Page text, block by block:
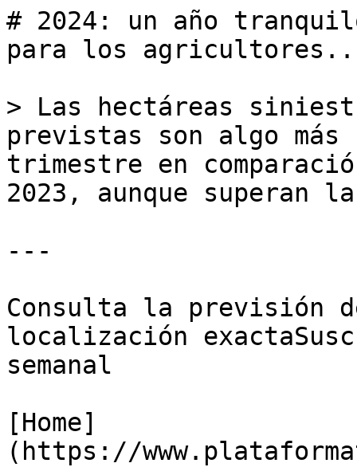
# 2024: un año
para los
> Las hectáreas
previstas son algo
trimestre en
2023, aunque superan
---
Consulta la previsión
localización
semanal
[Home]
(https://